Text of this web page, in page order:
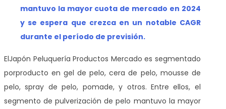
mantuvo la mayor cuota de mercado en 2024
y se espera que crezca en un notable CAGR
durante el período de previsión.
ElJapón Peluquería Productos Mercado es segmentado
porproducto en gel de pelo, cera de pelo, mousse de
pelo, spray de pelo, pomade, y otros. Entre ellos, el
segmento de pulverización de pelo mantuvo la mayor